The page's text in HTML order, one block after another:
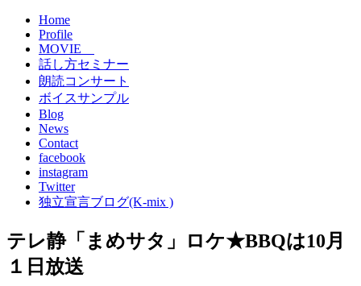
Home
Profile
MOVIE
話し方セミナー
朗読コンサート
ボイスサンプル
Blog
News
Contact
facebook
instagram
Twitter
独立宣言ブログ(K-mix )
テレ静「まめサタ」ロケ★BBQは10月
１日放送